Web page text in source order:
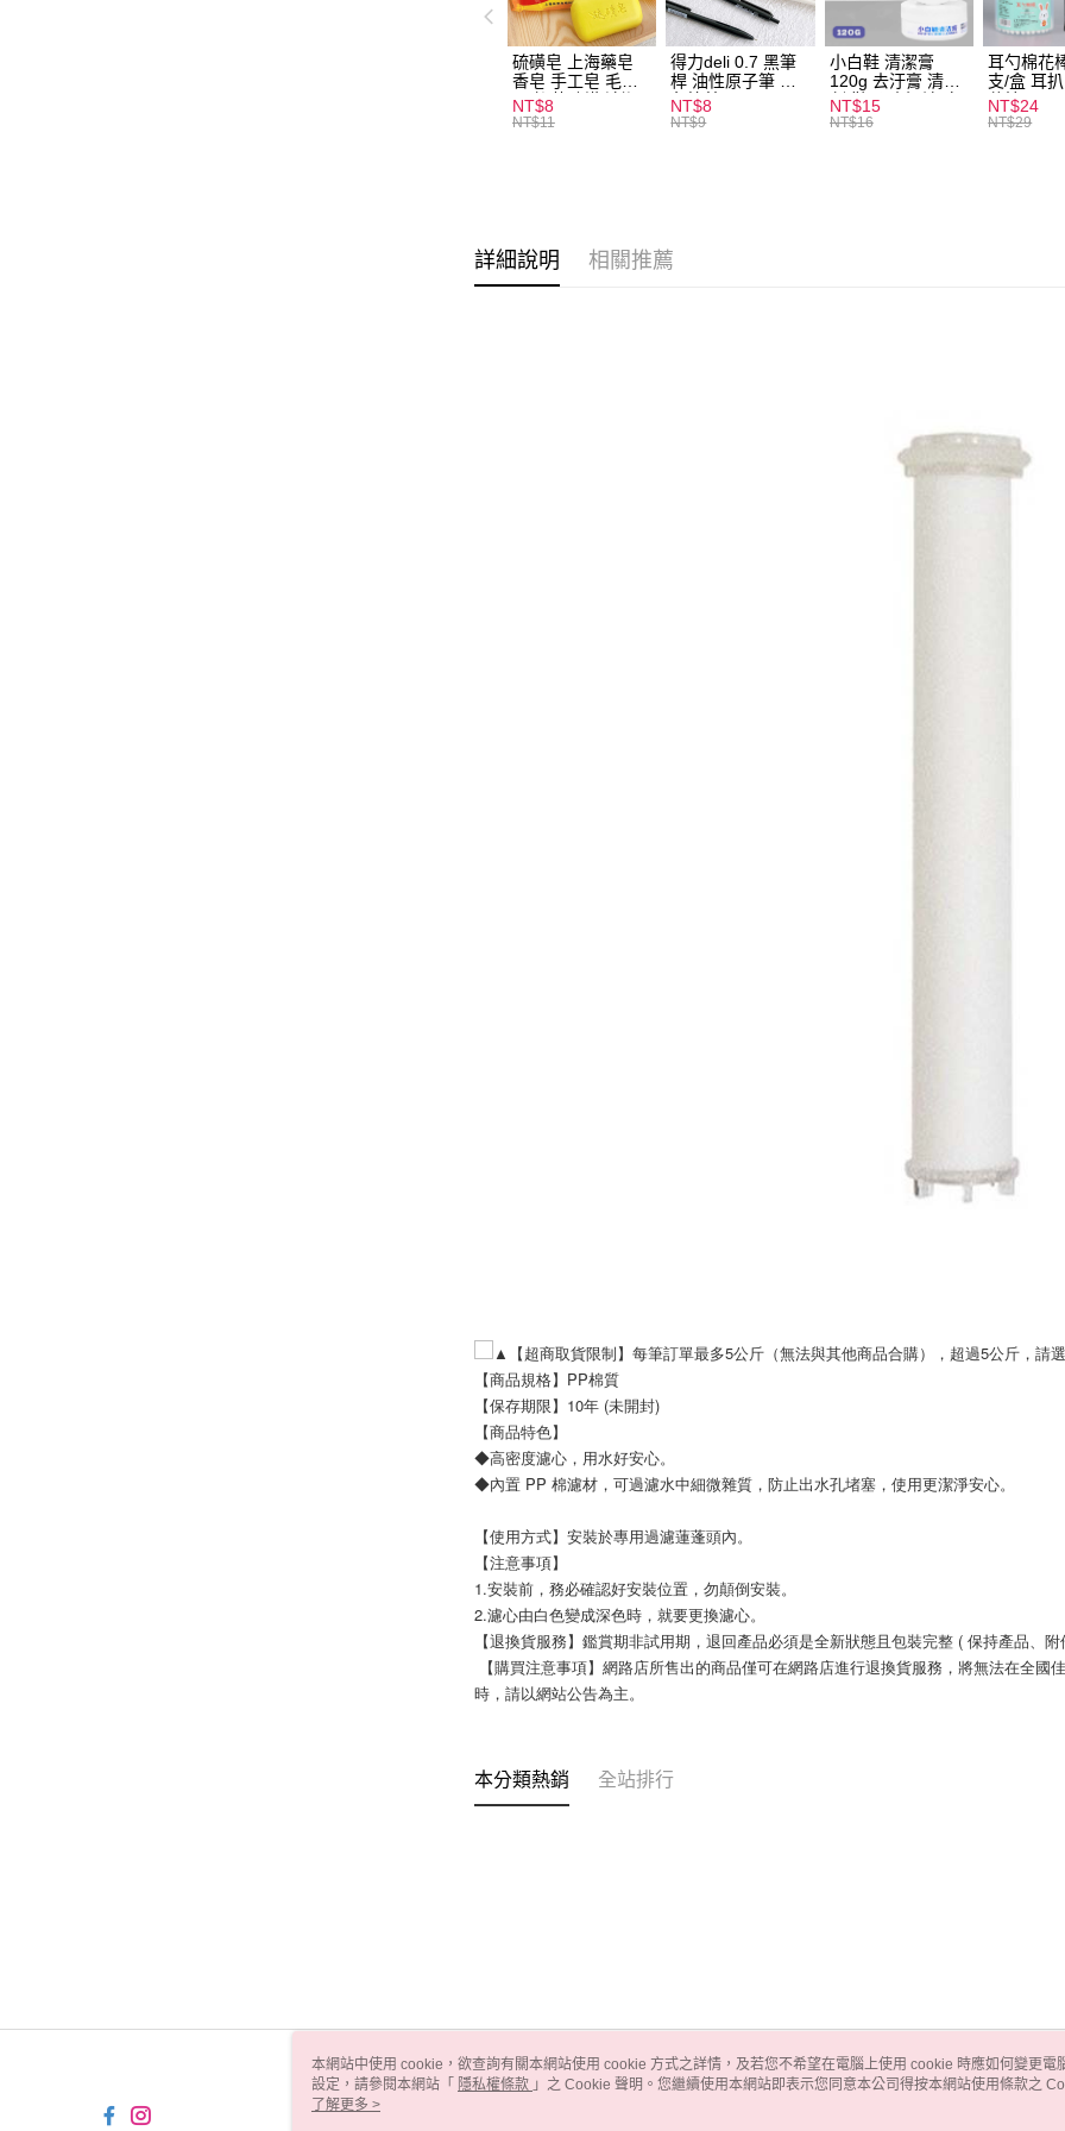
全家取貨付
每筆
付款後全
每筆
硫磺皂 上海藥皂
香皂 手工皂 毛囊
炎 抑菌除蟎 清潔
護膚 去油去痘 寵
NT$8
NT$11
得力deli 0.7 黑筆
桿 油性原子筆 黑
色筆芯 S304
NT$8
NT$9
小白鞋 清潔膏
120g 去汙膏 清潔
劑 鞋子 去汙漬 白
皮鞋 鞋油
NT$15
NT$16
耳勺棉花
支/盒 耳
花棒
NT$24
NT$29
詳細說明 相關推薦
▲【超商取貨限制】每筆訂單最多5公斤（無法與其他商品合購），超過5公斤，請
【商品規格】PP棉質
【保存期限】10年 (未開封)
【商品特色】
◆高密度濾心，用水好安心。
◆內置 PP 棉濾材，可過濾水中細微雜質，防止出水孔堵塞，使用更潔淨安心。
【使用方式】安裝於專用過濾蓮蓬頭內。
【注意事項】
1.安裝前，務必確認好安裝位置，勿顛倒安裝。
2.濾心由白色變成深色時，就要更換濾心。
【退換貨服務】鑑賞期非試用期，退回產品必須是全新狀態且包裝完整 ( 保持產品、
時，請以網站公告為主。
本分類熱銷 全站排行
關於我們 客服資訊
本網站中使用 cookie，欲查詢有關本網站使用 cookie 方式之詳情，及若您不希望在電腦上使用 cookie 時應如何變更電
設定，請參閱本網站「 隱私權條款 」之 Cookie 聲明。您繼續使用本網站即表示您同意本公司得按本網站使用條款之
使用 cookie。
了解更多 >